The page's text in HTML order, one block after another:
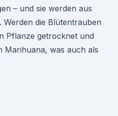
– und sie werden aus
die Blütentrauben
Pflanze getrocknet und
Marihuana, was auch als